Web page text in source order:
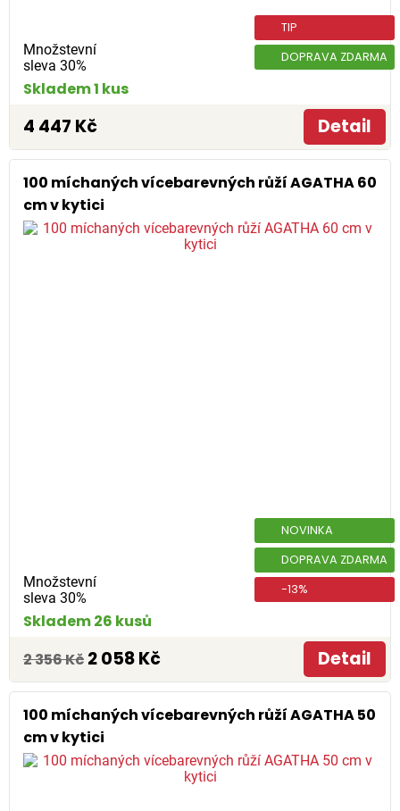
Množstevní
sleva 30%
TIP
DOPRAVA ZDARMA
Skladem 1 kus
4 447 Kč Detail
100 míchaných vícebarevných růží AGATHA 60
cm v kytici
Množstevní
sleva 30%
NOVINKA
DOPRAVA ZDARMA
-13%
Skladem 26 kusů
2 356 Kč 2 058 Kč Detail
100 míchaných vícebarevných růží AGATHA 50
cm v kytici